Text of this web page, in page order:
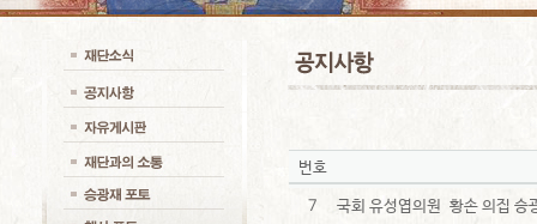
번호
7 국회 유성엽의원 황손 의집 승